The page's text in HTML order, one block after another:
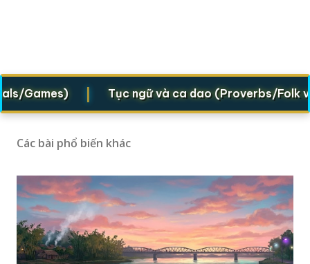
| Tục ngữ và ca dao (Proverbs/Folk verses)
Các bài phổ biến khác